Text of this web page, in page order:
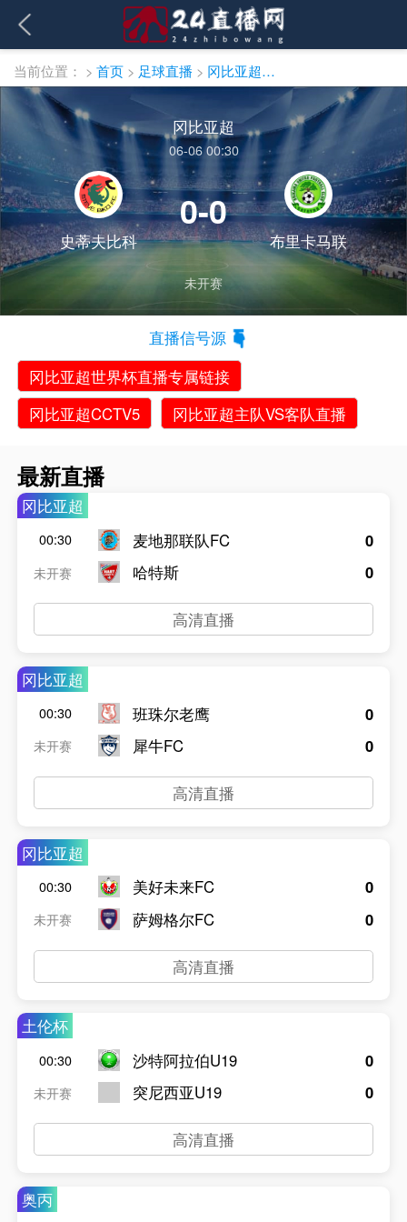
当前位置： > 首页 > 足球直播 > 冈比亚超直播
冈比亚超
06-06 00:30
史蒂夫比科
0-0
布里卡马联
未开赛
直播信号源
冈比亚超世界杯直播专属链接
冈比亚超CCTV5
冈比亚超主队VS客队直播
最新直播
冈比亚超
00:30
未开赛
麦地那联队FC
哈特斯
0
0
高清直播
冈比亚超
00:30
未开赛
班珠尔老鹰
犀牛FC
0
0
高清直播
冈比亚超
00:30
未开赛
美好未来FC
萨姆格尔FC
0
0
高清直播
土伦杯
00:30
未开赛
沙特阿拉伯U19
突尼西亚U19
0
0
高清直播
奥丙